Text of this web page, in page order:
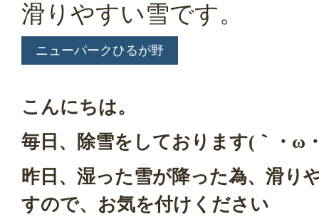
滑りやすい雪です。
ニューパークひるが野
こんにちは。
毎日、除雪をしております(｀・ω
昨日、湿った雪が降った為、滑り
すので、お気を付けください